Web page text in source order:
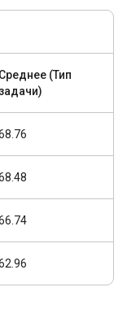
Среднее (Тип
задачи)